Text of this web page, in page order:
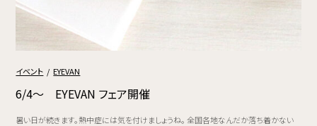
イベント EYEVAN
6/4～ EYEVAN フェア開催
暑い日が続きます。熱中症には気を付けましょうね。 全国各地なんだか落ち着かない